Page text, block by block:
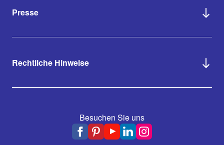
Presse
Rechtliche Hinweise
Besuchen Sie uns